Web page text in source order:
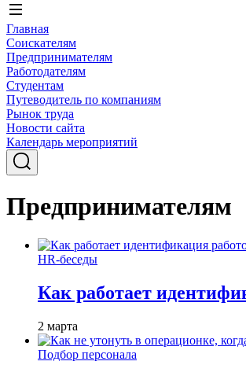
Главная
Соискателям
Предпринимателям
Работодателям
Студентам
Путеводитель по компаниям
Рынок труда
Новости сайта
Календарь мероприятий
Предпринимателям
HR-беседы
Как работает
2 марта
Подбор персонала